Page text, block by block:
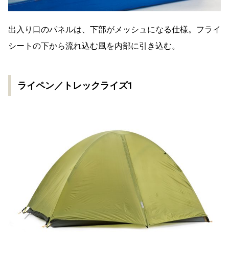
出入り口のパネルは、下部がメッシュになる仕様。フライ
シートの下から流れ込む風を内部に引き込む。
ライペン／トレックライズ1